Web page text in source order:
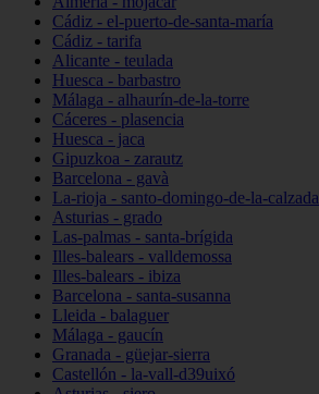
Cádiz - el-puerto-de-santa-maría
Cádiz - tarifa
Alicante - teulada
Huesca - barbastro
Málaga - alhaurín-de-la-torre
Cáceres - plasencia
Huesca - jaca
Gipuzkoa - zarautz
Barcelona - gavà
La-rioja - santo-domingo-de-la-calzada
Asturias - grado
Las-palmas - santa-brígida
Illes-balears - valldemossa
Illes-balears - ibiza
Barcelona - santa-susanna
Lleida - balaguer
Málaga - gaucín
Granada - güejar-sierra
Castellón - la-vall-d39uixó